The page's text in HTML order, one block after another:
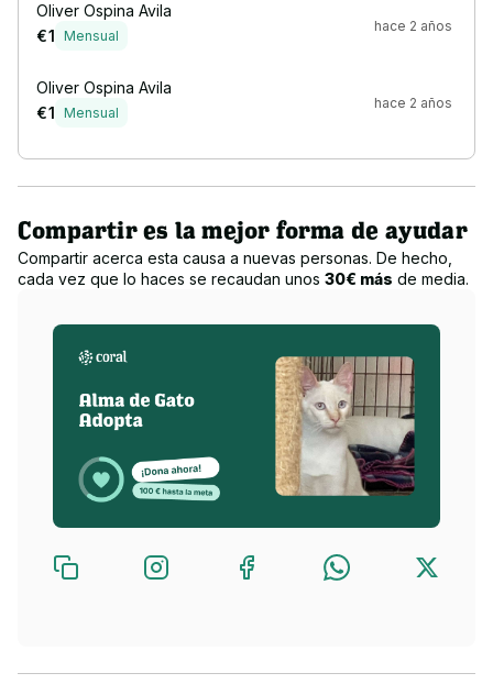
Oliver Ospina Avila
€ 1 Mensual
hace 2 años
Oliver Ospina Avila
€ 1 Mensual
hace 2 años
Compartir es la mejor forma de ayudar
Compartir acerca esta causa a nuevas personas. De hecho,
cada vez que lo haces se recaudan unos 30€ más de media.